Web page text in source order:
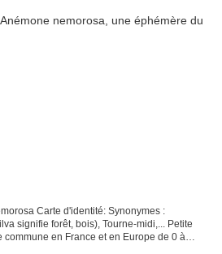
Carte d'identité: Synonymes :
signifie forêt, bois), Tourne-midi,... Petite
en France et en Europe de 0 à